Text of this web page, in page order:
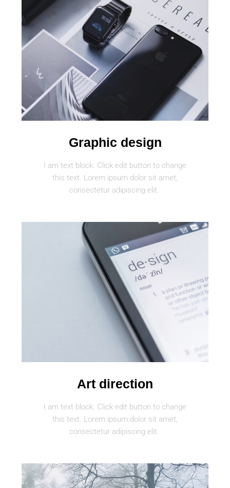
Graphic design
I am text block. Click edit button to change
this text. Lorem ipsum dolor sit amet,
consectetur adipiscing elit.
Art direction
I am text block. Click edit button to change
this text. Lorem ipsum dolor sit amet,
consectetur adipiscing elit.